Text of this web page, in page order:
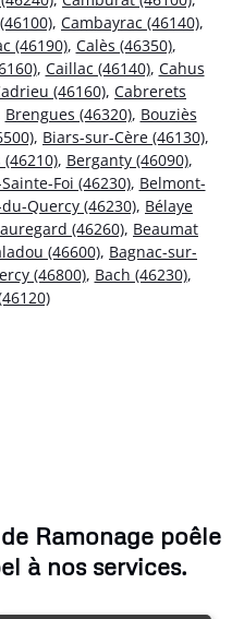
, Cambayrac (46140),
(46190), Calès (46350),
, Caillac (46140), Cahus
(46160), Cabrerets
Brengues (46320), Bouziès
, Biars-sur-Cère (46130),
, Berganty (46090),
Foi (46230), Belmont-
Quercy (46230), Bélaye
(46260), Beaumat
(46600), Bagnac-sur-
(46800), Bach (46230),
Ramonage poêle
à nos services.